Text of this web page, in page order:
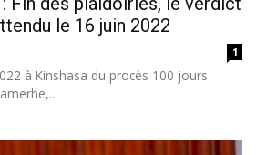
le 16 juin 2022
1
à Kinshasa du procès 100 jours